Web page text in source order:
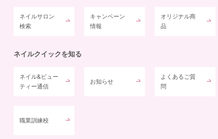
ネイルサロン
検索
キャンペーン
情報
オリジナル商
品
ネイルクイックを知る
ネイル&ビュー
ティー通信
お知らせ
よくあるご質
問
職業訓練校